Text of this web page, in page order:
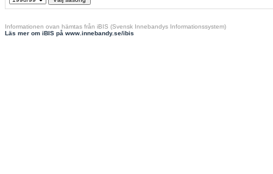
Informationen ovan hämtas från iBIS (Svensk Innebandys Informationssystem)
Läs mer om iBIS på www.innebandy.se/ibis